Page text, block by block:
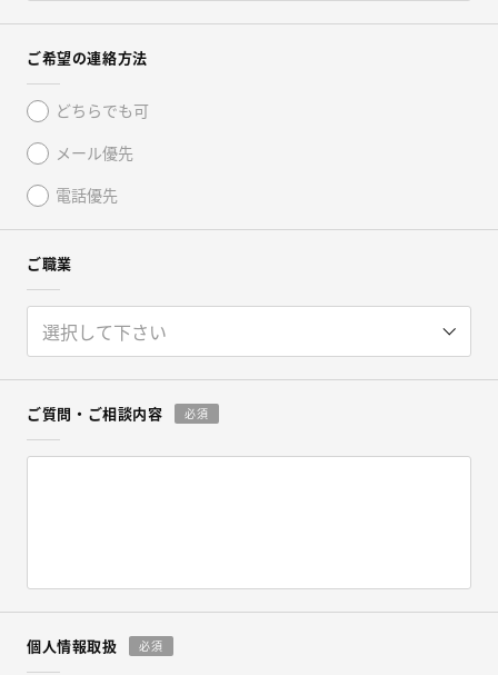
ご希望の連絡方法
どちらでも可
メール優先
電話優先
ご職業
ご質問・ ご相談内容 必須
個人情報取扱 必須